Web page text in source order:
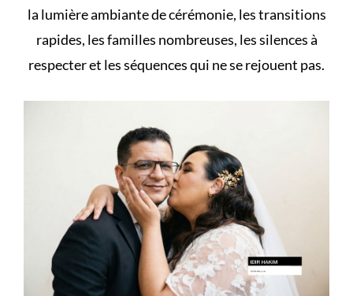
la lumière ambiante de cérémonie, les transitions
rapides, les familles nombreuses, les silences à
respecter et les séquences qui ne se rejouent pas.